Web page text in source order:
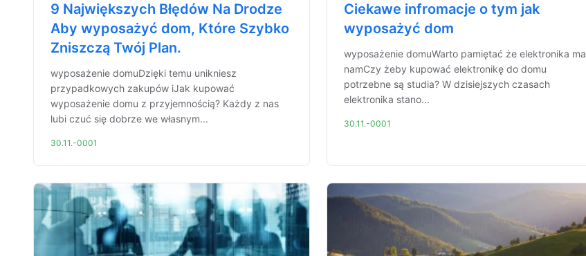
9 Największych Błędów Na Drodze
Aby wyposażyć dom, Które Szybko
Zniszczą Twój Plan.
wyposażenie domuDzięki temu unikniesz
przypadkowych zakupów iJak kupować
wyposażenie domu z przyjemnością? Każdy z nas
lubi czuć się dobrze we własnym...
30.11.-0001
Ciekawe infromacje o tym jak
wyposażyć dom
wyposażenie domuWarto pamiętać że elektronika ma
namCzy żeby kupować elektronikę do domu
potrzebne są studia? W dzisiejszych czasach
elektronika stano...
30.11.-0001